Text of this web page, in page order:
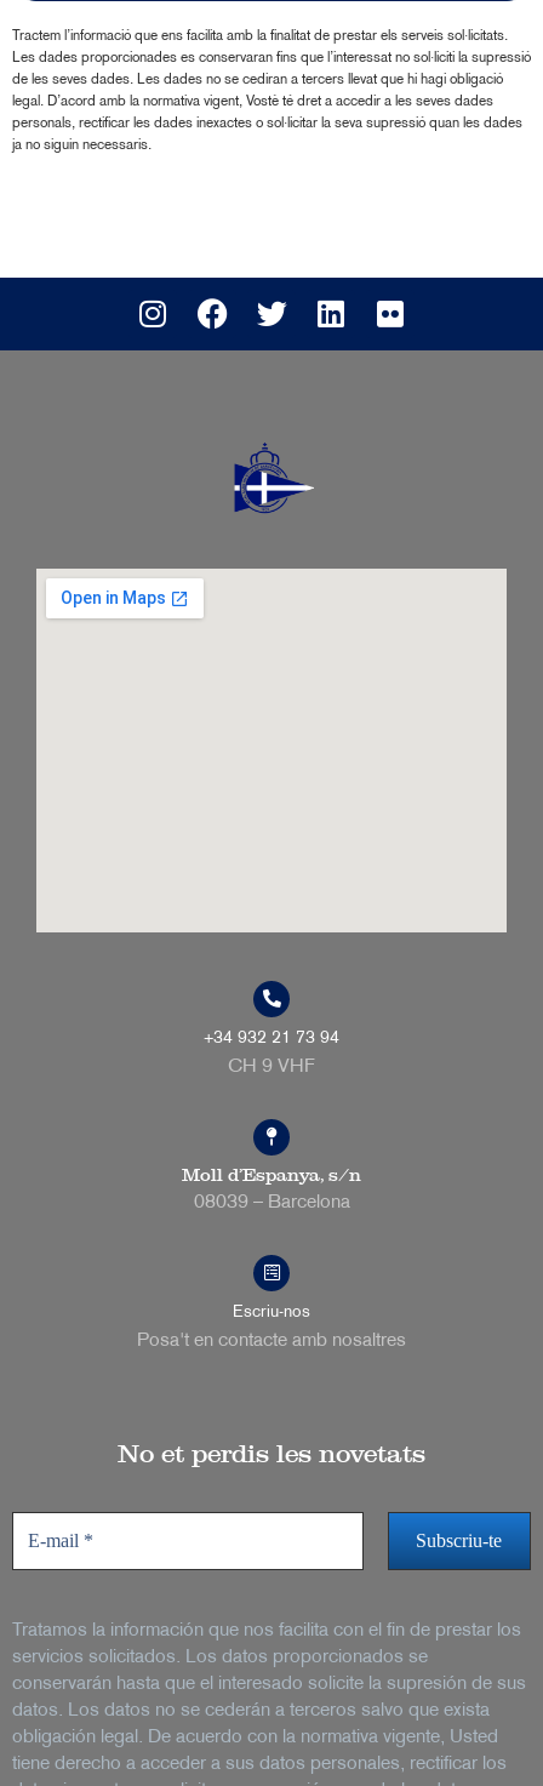
Tractem l’informació que ens facilita amb la finalitat de prestar els serveis sol·licitats.
Les dades proporcionades es conservaran fins que l’interessat no sol·liciti la supressió
de les seves dades. Les dades no se cediran a tercers llevat que hi hagi obligació
legal. D’acord amb la normativa vigent, Vostè té dret a accedir a les seves dades
personals, rectificar les dades inexactes o sol·licitar la seva supressió quan les dades
ja no siguin necessaris.
+34 932 21 73 94
CH 9 VHF
Moll d’Espanya, s/n
08039 – Barcelona
Escriu-nos
Posa't en contacte amb nosaltres
No et perdis les novetats
Tratamos la información que nos facilita con el fin de prestar los
servicios solicitados. Los datos proporcionados se
conservarán hasta que el interesado solicite la supresión de sus
datos. Los datos no se cederán a terceros salvo que exista
obligación legal. De acuerdo con la normativa vigente, Usted
tiene derecho a acceder a sus datos personales, rectificar los